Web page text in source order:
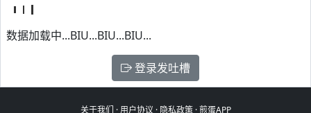
数据加载中...BIU...BIU...BIU...
登录发吐槽
关于我们 ·用户协议 · 隐私政策·煎蛋APP